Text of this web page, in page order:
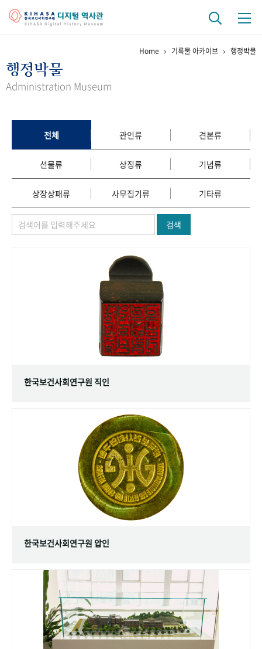
걸어온 길 기관 변천사
정책과 연구 키워드로 보는 연구 역사
연구자들
간행물 변천사
기록물 아카이브
사진 아카이브 문서 기록물 행정박물 영상 기록물
숫자로 보는 50년 50+1
Home 기록물 아카이브 행정박물
행정박물
Administration Museum
전체 관인류 견본류
선물류 상징류 기념류
상장상패류 사무집기류 기타류
검색
한국보건사회연구원 직인
한국보건사회연구원 압인